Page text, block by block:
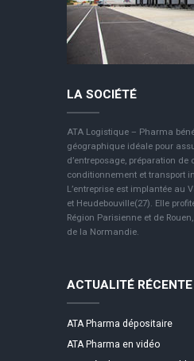
LA SOCIÉTÉ
ATA Logistique – Pharma
géographique idéale pour
d’entreposage, préparation
conditionnement et transport
L’entreprise est implantée au
et Heudebouville(27). Elle
Région Parisienne et de
de la Normandie.
ACTUALITÉ RÉCENTE
ATA Pharma dépositaire
ATA Pharma en vidéo